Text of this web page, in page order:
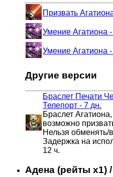
Призвать
Умение Агатиона
Умение Агатиона
Другие версии
Браслет Печати
Телепорт - 7 дн.
Браслет
возможно
Нельзя обменять/
Задержка на
12 ч.
Адена (рейты x1)